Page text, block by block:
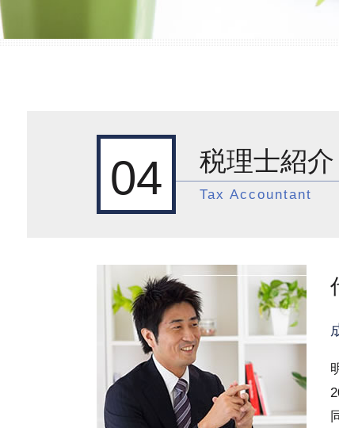
起業支援
起業支援 資金
会社設立 合資会社
会社設立 税理士 費用
会社設立 運転資金
起業支援 補助金
新宿区 一般税務
渋谷区 相続対策
目黒区 顧問税理士
新宿区 国際税務 事前準備
新宿区 国際税務相談
新宿区 国際税務 税制
新宿区 会社設立前 流れ
品川区 国際税務 税制
渋谷区 顧問税理士
渋谷区 会社設立
品川区 会社設立前 流れ
目黒区 会社設立
渋谷区 国際税務 税制
04 税理士紹介
Tax Accountant